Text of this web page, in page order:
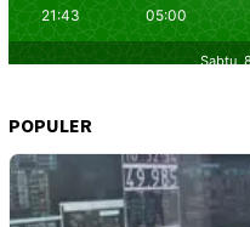
POPULER